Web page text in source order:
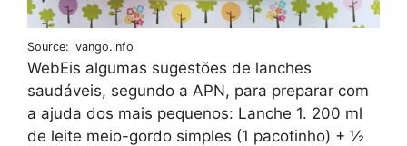
Source: ivango.info
WebEis algumas sugestões de lanches
saudáveis, segundo a APN, para preparar com
a ajuda dos mais pequenos: Lanche 1. 200 ml
de leite meio-gordo simples (1 pacotinho) + ½